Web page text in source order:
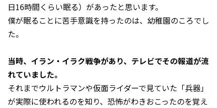
日16時間くらい眠る）があったと思います。
僕が眠ることに苦手意識を持ったのは、幼稚園のころでし
た。
当時、イラン・イラク戦争があり、テレビでその報道が流
れていました。
それまでウルトラマンや仮面ライダーで見ていた「兵器」
が実際に使われるのを知り、恐怖がわきおこったのを覚え